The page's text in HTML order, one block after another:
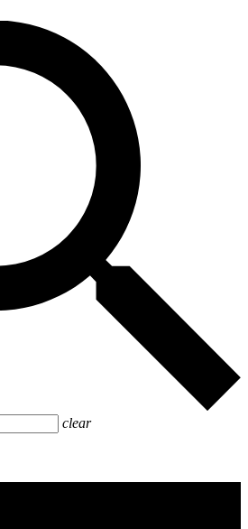
clear